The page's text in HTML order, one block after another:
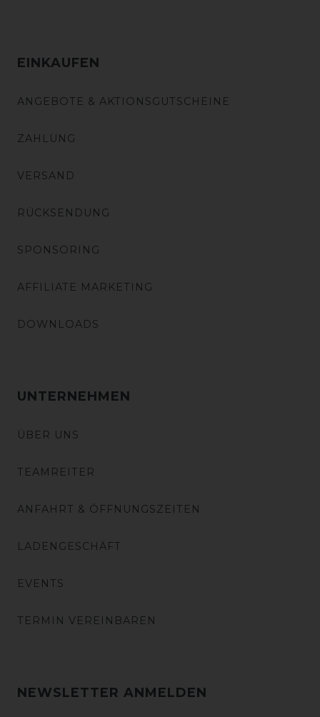
EINKAUFEN
ANGEBOTE & AKTIONSGUTSCHEINE
ZAHLUNG
VERSAND
RÜCKSENDUNG
SPONSORING
AFFILIATE MARKETING
DOWNLOADS
UNTERNEHMEN
ÜBER UNS
TEAMREITER
ANFAHRT & ÖFFNUNGSZEITEN
LADENGESCHÄFT
EVENTS
TERMIN VEREINBAREN
NEWSLETTER ANMELDEN